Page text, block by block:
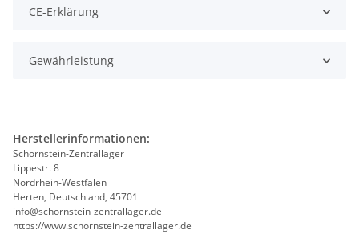
CE-Erklärung
Gewährleistung
Herstellerinformationen:
Schornstein-Zentrallager
Lippestr. 8
Nordrhein-Westfalen
Herten, Deutschland, 45701
info@schornstein-zentrallager.de
https://www.schornstein-zentrallager.de